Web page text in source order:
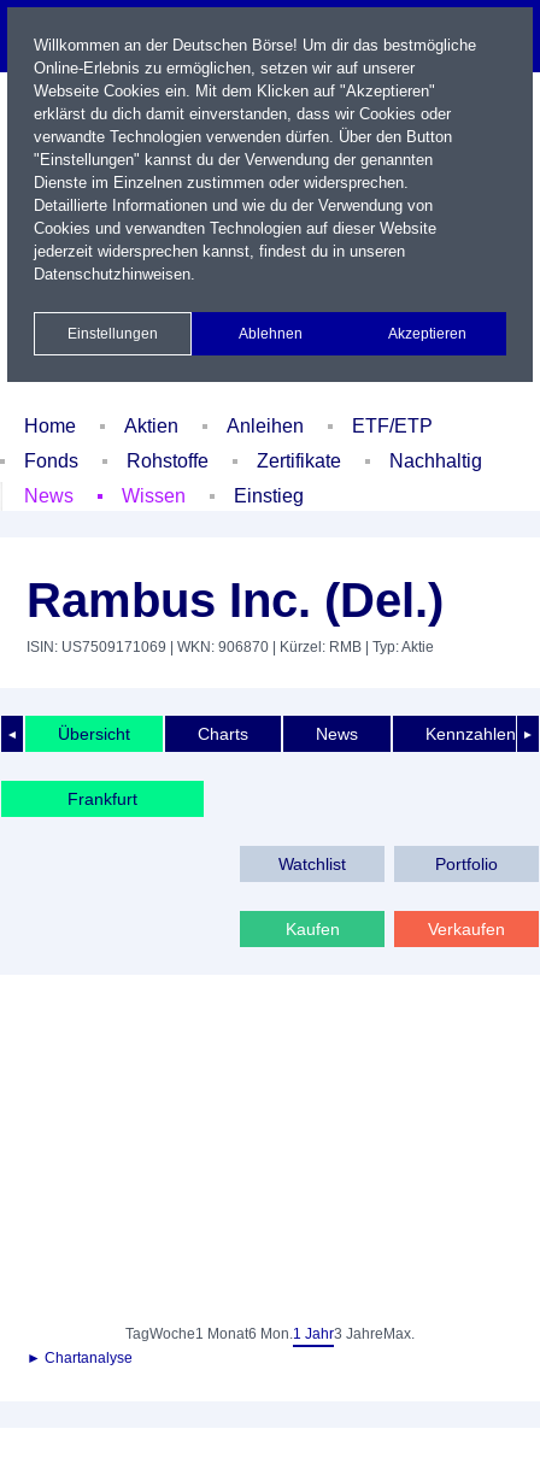
Name / WKN / ISIN / Kürzel
Xetra Realtime
Watchlist Portfolio Login
Home Aktien Anleihen
ETF/ETP
Fonds
Rohstoffe Zertifikate
Nachhaltig
News
Wissen Einstieg
Rambus Inc. (Del.)
ISIN: US7509171069 | WKN: 906870 | Kürzel: RMB | Typ: Aktie
◄ ►
Übersicht Charts News Kennzahlen
Frankfurt
Watchlist Portfolio
Kaufen Verkaufen
TagWoche1 Monat6 Mon.1 Jahr3 Jahre Max.
► Chartanalyse
Willkommen an der Deutschen Börse! Um dir das bestmögliche
Online-Erlebnis zu ermöglichen, setzen wir auf unserer
Webseite Cookies ein. Mit dem Klicken auf "Akzeptieren"
erklärst du dich damit einverstanden, dass wir Cookies oder
verwandte Technologien verwenden dürfen. Über den Button
"Einstellungen" kannst du der Verwendung der genannten
Dienste im Einzelnen zustimmen oder widersprechen.
Detaillierte Informationen und wie du der Verwendung von
Cookies und verwandten Technologien auf dieser Website
jederzeit widersprechen kannst, findest du in unseren
Datenschutzhinweisen.
Einstellungen Ablehnen Akzeptieren